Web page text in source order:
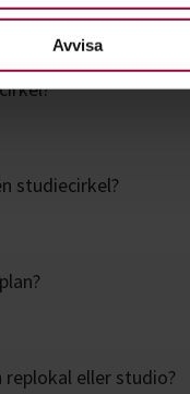
Avvisa
om
studiecirkel?
replokal eller studio?